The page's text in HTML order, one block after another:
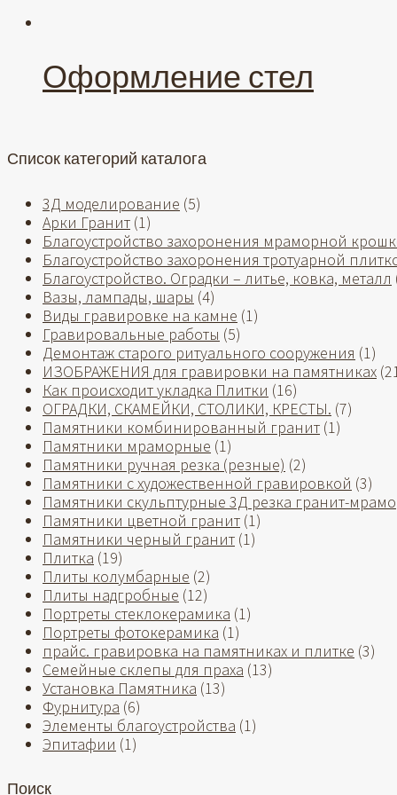
Оформление стел
Список категорий каталога
3Д моделирование (5)
Арки Гранит (1)
Благоустройство захоронения мраморной
Благоустройство захоронения тротуарной
Благоустройство. Оградки – литье, ковка, металл
Вазы, лампады, шары (4)
Виды гравировке на камне (1)
Гравировальные работы (5)
Демонтаж старого ритуального сооружения (1)
ИЗОБРАЖЕНИЯ для гравировки на памятниках
Как происходит укладка Плитки (16)
ОГРАДКИ, СКАМЕЙКИ, СТОЛИКИ, КРЕСТЫ. (7)
Памятники комбинированный гранит (1)
Памятники мраморные (1)
Памятники ручная резка (резные) (2)
Памятники с художественной гравировкой (3)
Памятники скульптурные 3Д резка гранит-
Памятники цветной гранит (1)
Памятники черный гранит (1)
Плитка (19)
Плиты колумбарные (2)
Плиты надгробные (12)
Портреты стеклокерамика (1)
Портреты фотокерамика (1)
прайс. гравировка на памятниках и плитке (3)
Семейные склепы для праха (13)
Установка Памятника (13)
Фурнитура (6)
Элементы благоустройства (1)
Эпитафии (1)
Поиск